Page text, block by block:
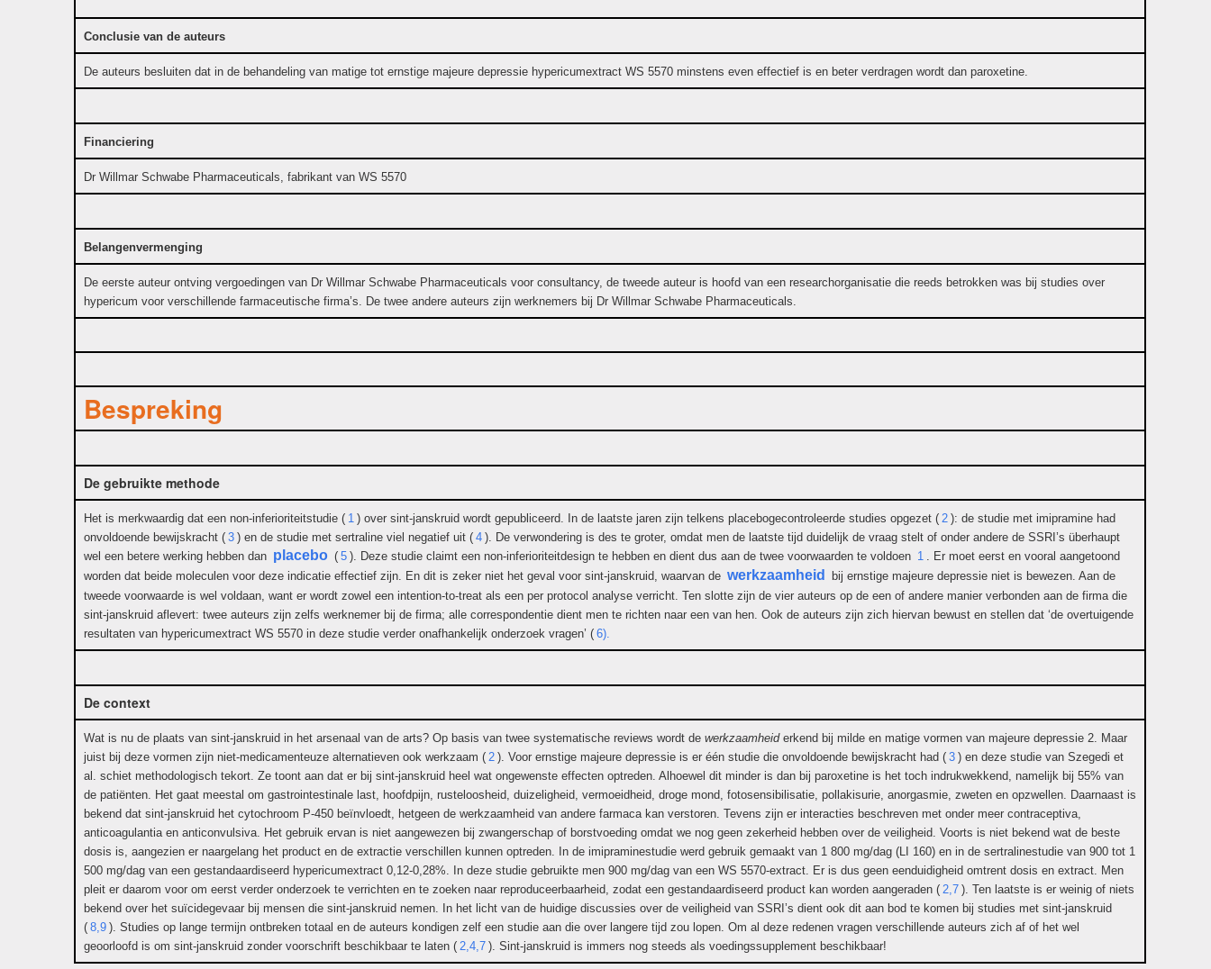
Conclusie van de auteurs
De auteurs besluiten dat in de behandeling van matige tot ernstige majeure depressie hypericumextract WS 5570 minstens even effectief is en beter verdragen wordt dan paroxetine.
Financiering
Dr Willmar Schwabe Pharmaceuticals, fabrikant van WS 5570
Belangenvermenging
De eerste auteur ontving vergoedingen van Dr Willmar Schwabe Pharmaceuticals voor consultancy, de tweede auteur is hoofd van een researchorganisatie die reeds betrokken was bij studies over
hypericum voor verschillende farmaceutische firma’s. De twee andere auteurs zijn werknemers bij Dr Willmar Schwabe Pharmaceuticals.
Bespreking
De gebruikte methode
Het is merkwaardig dat een non-inferioriteitstudie ( 1 ) over sint-janskruid wordt gepubliceerd. In de laatste jaren zijn telkens placebogecontroleerde studies opgezet ( 2 ): de studie met imipramine had
onvoldoende bewijskracht ( 3 ) en de studie met sertraline viel negatief uit ( 4 ). De verwondering is des te groter, omdat men de laatste tijd duidelijk de vraag stelt of onder andere de SSRI’s überhaupt
wel een betere werking hebben dan placebo ( 5 ). Deze studie claimt een non-inferioriteitdesign te hebben en dient dus aan de twee voorwaarden te voldoen 1 . Er moet eerst en vooral aangetoond
worden dat beide moleculen voor deze indicatie effectief zijn. En dit is zeker niet het geval voor sint-janskruid, waarvan de werkzaamheid
bij ernstige majeure depressie niet is bewezen. Aan de
tweede voorwaarde is wel voldaan, want er wordt zowel een intention-to-treat als een per protocol analyse verricht. Ten slotte zijn de vier auteurs op de een of andere manier verbonden aan de firma die
sint-janskruid aflevert: twee auteurs zijn zelfs werknemer bij de firma; alle correspondentie dient men te richten naar een van hen. Ook de auteurs zijn zich hiervan bewust en stellen dat ‘de overtuigende
resultaten van hypericumextract WS 5570 in deze studie verder onafhankelijk onderzoek vragen’ ( 6).
De context
Wat is nu de plaats van sint-janskruid in het arsenaal van de arts? Op basis van twee systematische reviews wordt de werkzaamheid erkend bij milde en matige vormen van majeure depressie 2. Maar
juist bij deze vormen zijn niet-medicamenteuze alternatieven ook werkzaam ( 2 ). Voor ernstige majeure depressie is er één studie die onvoldoende bewijskracht had ( 3 ) en deze studie van Szegedi et
al. schiet methodologisch tekort. Ze toont aan dat er bij sint-janskruid heel wat ongewenste effecten optreden. Alhoewel dit minder is dan bij paroxetine is het toch indrukwekkend, namelijk bij 55% van
de patiënten. Het gaat meestal om gastrointestinale last, hoofdpijn, rusteloosheid, duizeligheid, vermoeidheid, droge mond, fotosensibilisatie, pollakisurie, anorgasmie, zweten en opzwellen. Daarnaast is
bekend dat sint-janskruid het cytochroom P-450 beïnvloedt, hetgeen de werkzaamheid van andere farmaca kan verstoren. Tevens zijn er interacties beschreven met onder meer contraceptiva,
anticoagulantia en anticonvulsiva. Het gebruik ervan is niet aangewezen bij zwangerschap of borstvoeding omdat we nog geen zekerheid hebben over de veiligheid. Voorts is niet bekend wat de beste
dosis is, aangezien er naargelang het product en de extractie verschillen kunnen optreden. In de imipraminestudie werd gebruik gemaakt van 1 800 mg/dag (LI 160) en in de sertralinestudie van 900 tot 1
500 mg/dag van een gestandaardiseerd hypericumextract 0,12-0,28%. In deze studie gebruikte men 900 mg/dag van een WS 5570-extract. Er is dus geen eenduidigheid omtrent dosis en extract. Men
pleit er daarom voor om eerst verder onderzoek te verrichten en te zoeken naar reproduceerbaarheid, zodat een gestandaardiseerd product kan worden aangeraden ( 2,7 ). Ten laatste is er weinig of niets
bekend over het suïcidegevaar bij mensen die sint-janskruid nemen. In het licht van de huidige discussies over de veiligheid van SSRI’s dient ook dit aan bod te komen bij studies met sint-janskruid
( 8,9 ). Studies op lange termijn ontbreken totaal en de auteurs kondigen zelf een studie aan die over langere tijd zou lopen. Om al deze redenen vragen verschillende auteurs zich af of het wel
geoorloofd is om sint-janskruid zonder voorschrift beschikbaar te laten ( 2,4,7 ). Sint-janskruid is immers nog steeds als voedingssupplement beschikbaar!